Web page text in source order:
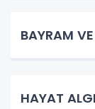
BAYRAM
HAYAT